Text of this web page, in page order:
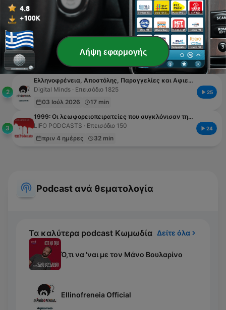
Δημοφιλή αυτή την εβδομάδα
1
H σκληρή αλήθεια για την Μαλβίνα (απόσπασμα και ανακοίνωση)
LIFO PODCASTS, ΑΡΗΣ ΔΗΜΟΚΙΔΗΣ · Επεισόδιο 316
πριν 5 ημέρες
5 min
48
2
Ελληνοφρένεια, Αποστόλης, Παραγγελίες και Αφιερώσεις 3/7/2026
Digital Minds · Επεισόδιο 1825
03 Ιούλ 2026
17 min
25
3
1999: Οι λεωφορειοπειρατείες που συγκλόνισαν την Ελλάδα
LIFO PODCASTS · Επεισόδιο 150
πριν 4 ημέρες
32 min
24
Podcast ανά θεματολογία
Τα καλύτερα podcast Κωμωδία Δείτε όλα
Ό,τι να 'ναι με τον Μάνο Βουλαρίνο
Ellinofreneia Official
Λήψη εφαρμογής